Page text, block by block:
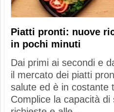
Piatti pronti: nuove
in pochi minuti
Dai primi ai secondi e
il mercato dei piatti
salute ed è in costante
Complice la capacità